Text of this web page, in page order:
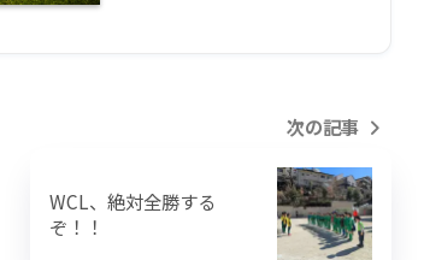
次の記事
WCL、絶対全勝する
ぞ！！